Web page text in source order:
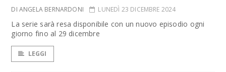
DI ANGELA BERNARDONI LUNEDÌ 23 DICEMBRE 2024
La serie sarà resa disponibile con un nuovo episodio ogni
giorno fino al 29 dicembre
LEGGI